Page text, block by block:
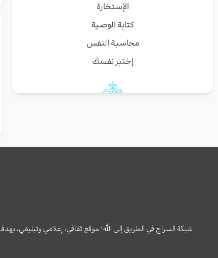
الإستخارة
كتابة الوصية
محاسبة النفس
إختبر نفسك
شبكة السراج في الطريق إلى الله؛ موقع ثقافي، إعلامي